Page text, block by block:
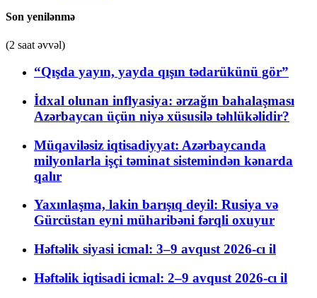
Son yenilənmə
(2 saat əvvəl)
“Qışda yayın, yayda qışın tədarükünü gör”
İdxal olunan inflyasiya: ərzağın bahalaşması
Azərbaycan üçün niyə xüsusilə təhlükəlidir?
Müqaviləsiz iqtisadiyyat: Azərbaycanda
milyonlarla işçi təminat sistemindən kənarda
qalır
Yaxınlaşma, lakin barışıq deyil: Rusiya və
Gürcüstan eyni müharibəni fərqli oxuyur
Həftəlik siyasi icmal: 3–9 avqust 2026-cı il
Həftəlik iqtisadi icmal: 2–9 avqust 2026-cı il